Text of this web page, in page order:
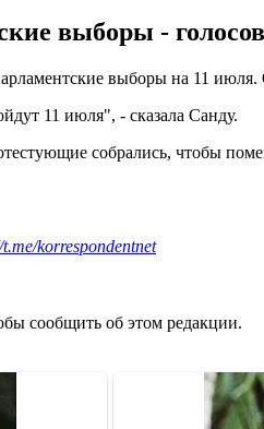
выборы -
выборы на 11 июля.
11 июля", - сказала Санду.
собрались, чтобы
korrespondentnet
сообщить об этом редакции.